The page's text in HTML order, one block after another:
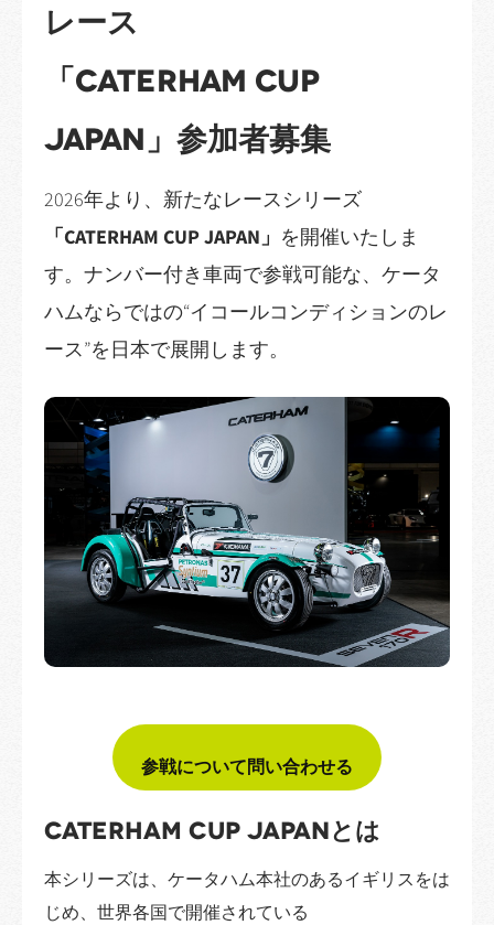
レース
「CATERHAM CUP
JAPAN」参加者募集
2026年より、新たなレースシリーズ
「CATERHAM CUP JAPAN」 を開催いたしま
す。ナンバー付き車両で参戦可能な、ケータ
ハムならではの“イコールコンディションのレ
ース”を日本で展開します。
参戦について問い合わせる
CATERHAM CUP JAPANとは
本シリーズは、ケータハム本社のあるイギリスをは
じめ、世界各国で開催されている